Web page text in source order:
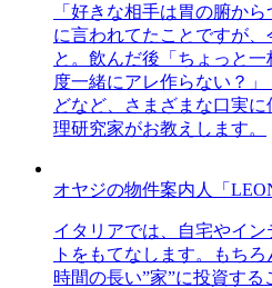
「好きな相手は胃の腑か
に言われてたことですが
と。飲んだ後「ちょっと
度一緒にアレ作らない？
どなど、さまざまな口実
理研究家がお教えします。
オヤジの物件案内人「
イタリアでは、自宅やイ
トをもてなします。もち
時間の長い”家”に投資す